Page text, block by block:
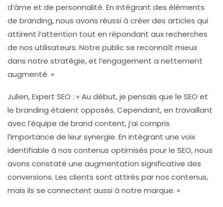
d’âme et de personnalité. En intégrant des éléments
de branding, nous avons réussi à créer des articles qui
attirent l’attention tout en répondant aux recherches
de nos utilisateurs. Notre public se reconnaît mieux
dans notre stratégie, et l’engagement a nettement
augmenté. »
Julien, Expert SEO : « Au début, je pensais que le SEO et
le branding étaient opposés. Cependant, en travaillant
avec l’équipe de brand content, j’ai compris
l’importance de leur synergie. En intégrant une voix
identifiable à nos contenus optimisés pour le SEO, nous
avons constaté une augmentation significative des
conversions. Les clients sont attirés par nos contenus,
mais ils se connectent aussi à notre marque. »